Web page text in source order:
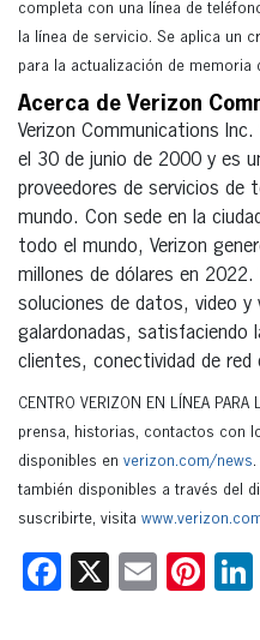
completa con una línea de
la línea de servicio. Se aplica un
para la actualización de memoria
Acerca de Verizon
Verizon Communications
el 30 de junio de 2000 y es
proveedores de servicios de
mundo. Con sede en la
todo el mundo, Verizon
millones de dólares en
soluciones de datos, video
galardonadas, satisfaciendo
clientes, conectividad de red
CENTRO VERIZON EN LÍNEA
prensa, historias, contactos con
disponibles en verizon.com/news
también disponibles a través del
suscribirte, visita
Facebook
X Email